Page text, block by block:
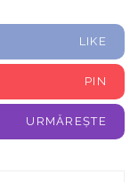
LIKE
PIN
URMĂREȘTE